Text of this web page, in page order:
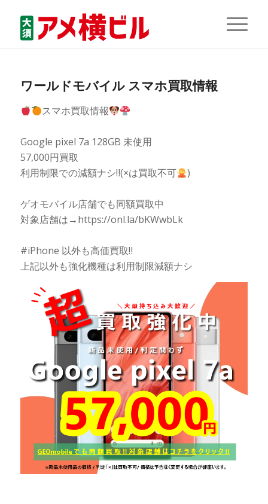
ワールドモバイル スマホ買取情報
スマホ買取情報
Google pixel 7a 128GB 未使用
57,000円買取
利用制限での減額ナシ‼(×は買取不可
)
ゲオモバイル店舗でも同額買取中
対象店舗は→https://onl.la/bKWwbLk
#iPhone 以外も高価買取‼
上記以外も強化機種は利用制限減額ナシ